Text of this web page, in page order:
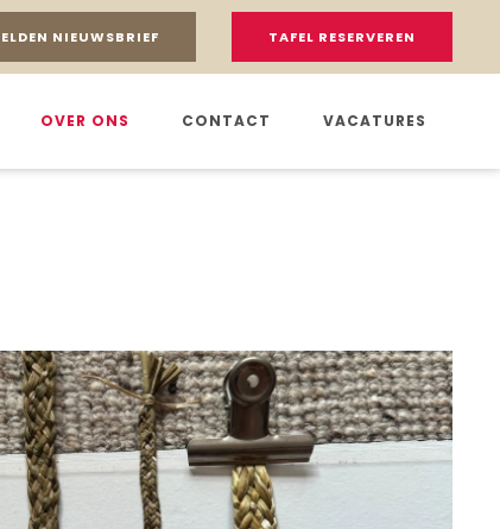
NIEUWSBRIEF TAFEL RESERVEREN
OVER ONS CONTACT VACATURES